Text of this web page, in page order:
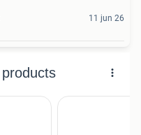
11 jun 26